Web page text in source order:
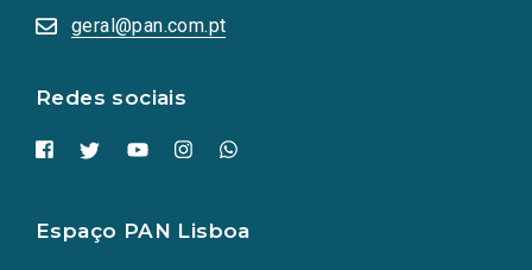
geral@pan.com.pt
Redes sociais
numa
nova
Espaço PAN Lisboa